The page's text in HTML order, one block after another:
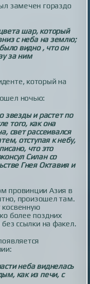
замечен гораздо
шар, который
с неба на землю;
видно , что он
за ним
который на
ночью:
звезды и растет по
того, как она
свет рассеивался
отступая к небу,
что это
Силан со
Гнея Октавия и
провинции Азия в
произошел там.
косвенную
более поздних
ссылки на факел.
неба виднелась
как из печи, с